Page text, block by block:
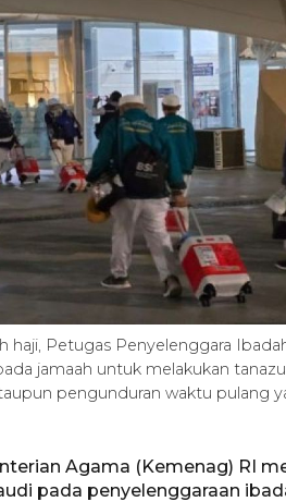
haji, Petugas Penyelenggara
jamaah untuk melakukan
pengunduran waktu pulang
Agama (Kemenag) RI
pada penyelenggaraan